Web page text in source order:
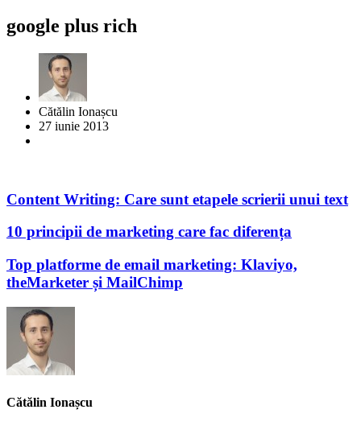
google plus rich
Cătălin Ionașcu
27 iunie 2013
Content Writing: Care sunt etapele scrierii unui text
10 principii de marketing care fac diferența
Top platforme de email marketing: Klaviyo,
theMarketer și MailChimp
Cătălin Ionașcu